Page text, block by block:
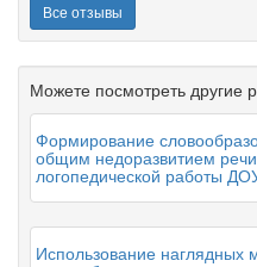
Все отзывы
Можете посмотреть другие
Формирование
общим недоразвитием
логопедической работы
Использование наглядных